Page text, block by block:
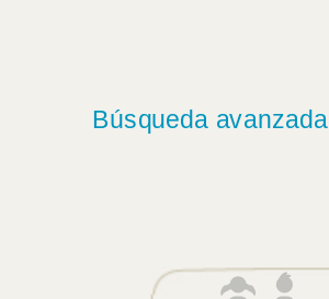
Búsqueda avanzada